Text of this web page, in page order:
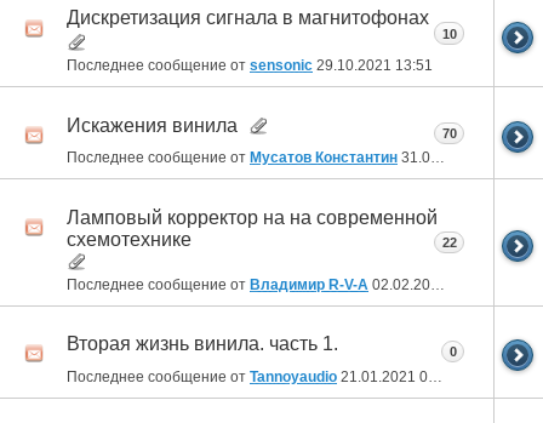
Дискретизация сигнала в магнитофонах
Последнее сообщение от sensonic 29.10.2021 13:51
10
Искажения винила
Последнее сообщение от Мусатов Константин 31.03.2021 11:28
70
Ламповый корректор на на современной
схемотехнике
Последнее сообщение от Владимир R-V-A 02.02.2021
22
Вторая жизнь винила. часть 1.
Последнее сообщение от Tannoyaudio 21.01.2021 06:52
0